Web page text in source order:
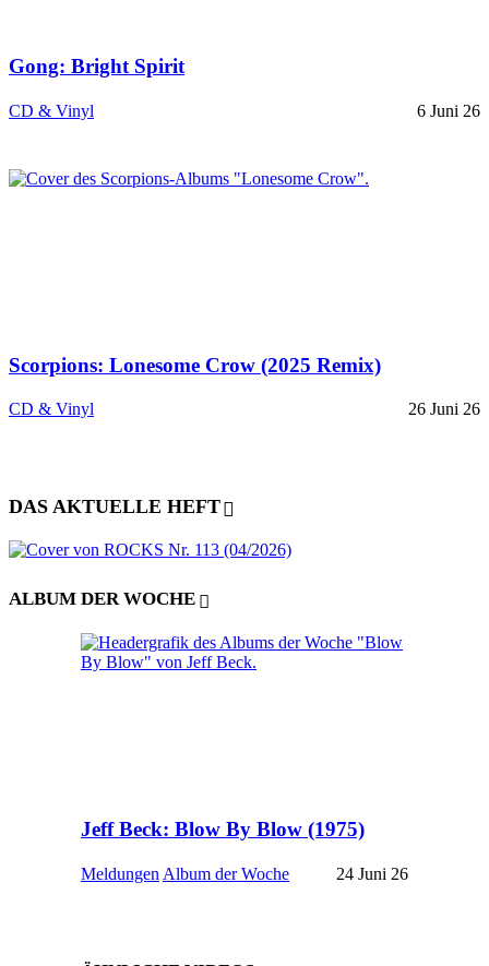
Gong: Bright Spirit
CD & Vinyl 6 Juni 26
Scorpions: Lonesome Crow (2025 Remix)
CD & Vinyl 26 Juni 26
DAS AKTUELLE HEFT
ALBUM DER WOCHE
Jeff Beck: Blow By Blow (1975)
Meldungen Album der Woche 24 Juni 26